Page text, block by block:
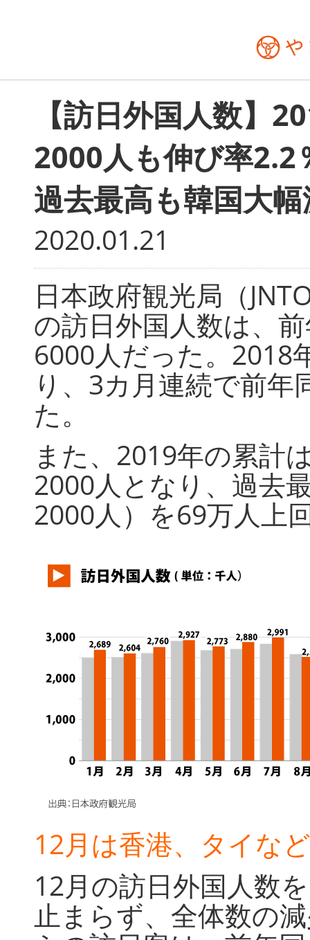
【訪日外国人数】
2000人も伸び率2.2
過去最高も韓国大
2020.01.21
日本政府観光局（
の訪日外国人数は、
6000人だった。2018
り、3カ月連続で前
た。
また、2019年の累計
2000人となり、過去
2000人）を69万人上
12月は香港、タイな
12月の訪日外国人数
止まらず、全体数の